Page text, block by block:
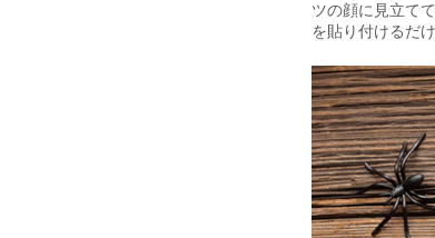
ツの顔に見立て
を貼り付けるだ